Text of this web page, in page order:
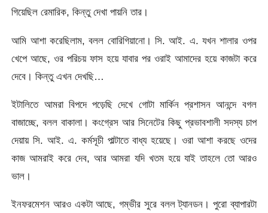
গিয়েছিল রেমারিক, কিন্তু দেখা পায়নি তার।
আমি আশা করেছিলাম, বলল বোরিগিয়ানো। সি. আই. এ. যখন শালার ওপর
খেপে আছে, ওর পরিচয় ফাস হয়ে যাবার পর ওরাই আমাদের হয়ে কাজটা করে
দেবে। কিন্তু এখন দেখছি…
ইটালিতে আমরা বিপদে পড়েছি দেখে গোটা মার্কিন প্রশাসন আনন্দে বগল
বাজাচ্ছে, বলল বাকালা। কংগ্রেস আর সিনেটের কিছু প্রভাবশালী সদস্য চাপ
দেয়ায় সি. আই. এ. কর্মসূচী পাল্টাতে বাধ্য হয়েছে। ওরা আশা করছে ওদের
কাজ আমরাই করে দেব, আর আমরা যদি খতম হয়ে যাই তাহলে তো আরও
ভাল।
ইনফরমেশন আরও একটা আছে, গম্ভীর সুরে বলল ট্যানডন। পুরো ব্যাপারটা